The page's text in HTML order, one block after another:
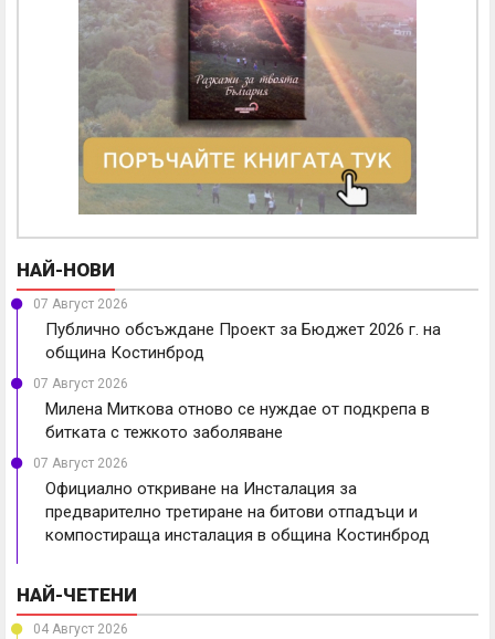
НАЙ-НОВИ
07 Август 2026
Публично обсъждане Проект за Бюджет 2026 г. на
община Костинброд
07 Август 2026
Милена Миткова отново се нуждае от подкрепа в
битката с тежкото заболяване
07 Август 2026
Официално откриване на Инсталация за
предварително третиране на битови отпадъци и
компостираща инсталация в община Костинброд
НАЙ-ЧЕТЕНИ
04 Август 2026